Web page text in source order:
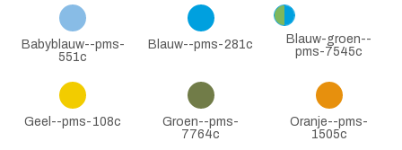
Babyblauw--pms-
551c
Blauw--pms-281c
Blauw-groen--
pms-7545c
Geel--pms-108c
Groen--pms-
7764c
Oranje--pms-
1505c